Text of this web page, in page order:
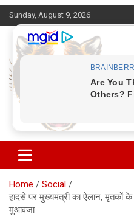
Skip
to
content
Sunday, August 9, 2026
Corbett
Home
Social
हादसे पर मुख्यमंत्री का ऐलान, मृतकों
मुआवजा